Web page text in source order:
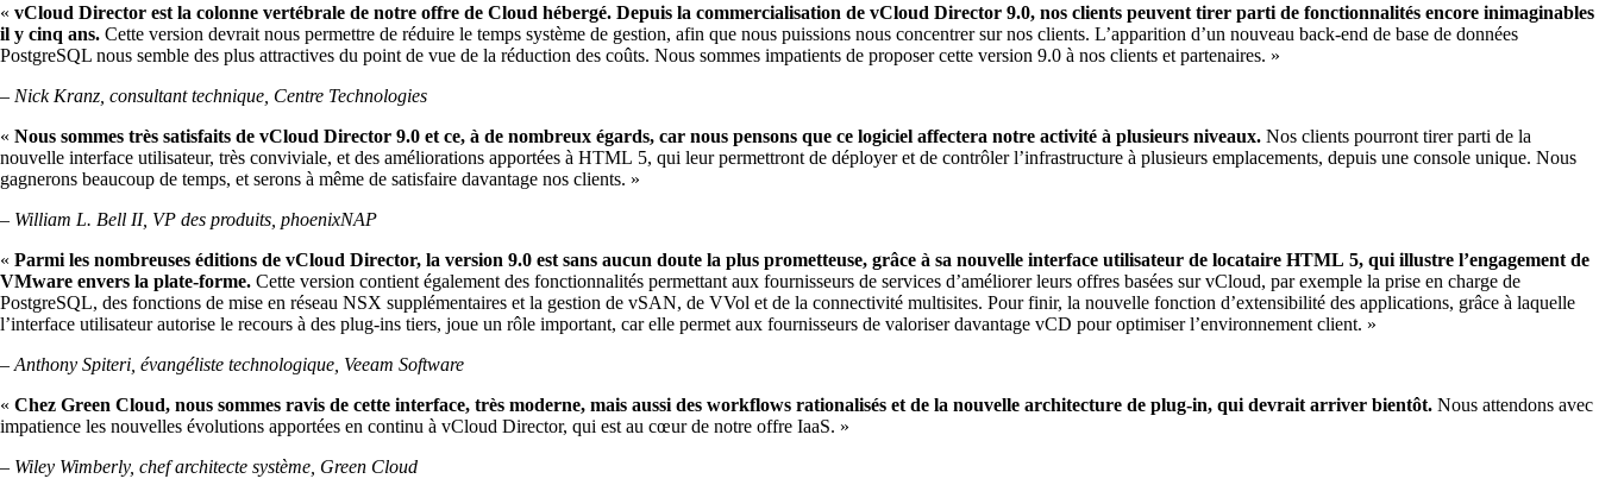
« vCloud Director est la colonne vertébrale de notre offre de Cloud hébergé. Depuis la commercialisation de vCloud Director 9.0, nos clients peuvent tirer parti de fonctionnalités encore inimaginables
il y cinq ans. Cette version devrait nous permettre de réduire le temps système de gestion, afin que nous puissions nous concentrer sur nos clients. L’apparition d’un nouveau back-end de base de données
PostgreSQL nous semble des plus attractives du point de vue de la réduction des coûts. Nous sommes impatients de proposer cette version 9.0 à nos clients et partenaires. »
– Nick Kranz, consultant technique, Centre Technologies
« Nous sommes très satisfaits de vCloud Director 9.0 et ce, à de nombreux égards, car nous pensons que ce logiciel affectera notre activité à plusieurs niveaux. Nos clients pourront tirer parti de la
nouvelle interface utilisateur, très conviviale, et des améliorations apportées à HTML 5, qui leur permettront de déployer et de contrôler l’infrastructure à plusieurs emplacements, depuis une console unique. Nous
gagnerons beaucoup de temps, et serons à même de satisfaire davantage nos clients. »
– William L. Bell II, VP des produits, phoenixNAP
« Parmi les nombreuses éditions de vCloud Director, la version 9.0 est sans aucun doute la plus prometteuse, grâce à sa nouvelle interface utilisateur de locataire HTML 5, qui illustre l’engagement de
VMware envers la plate-forme. Cette version contient également des fonctionnalités permettant aux fournisseurs de services d’améliorer leurs offres basées sur vCloud, par exemple la prise en charge de
PostgreSQL, des fonctions de mise en réseau NSX supplémentaires et la gestion de vSAN, de VVol et de la connectivité multisites. Pour finir, la nouvelle fonction d’extensibilité des applications, grâce à laquelle
l’interface utilisateur autorise le recours à des plug-ins tiers, joue un rôle important, car elle permet aux fournisseurs de valoriser davantage vCD pour optimiser l’environnement client. »
– Anthony Spiteri, évangéliste technologique, Veeam Software
« Chez Green Cloud, nous sommes ravis de cette interface, très moderne, mais aussi des workflows rationalisés et de la nouvelle architecture de plug-in, qui devrait arriver bientôt. Nous attendons avec
impatience les nouvelles évolutions apportées en continu à vCloud Director, qui est au cœur de notre offre IaaS. »
– Wiley Wimberly, chef architecte système, Green Cloud